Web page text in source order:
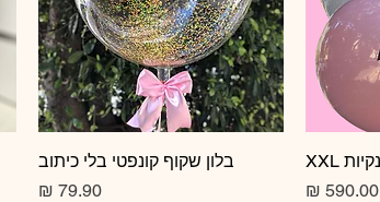
מחיר מבצע
תצוגה מהירה
בלון שקוף קונפטי בלי כיתוב
מחיר‏79.90 ‏₪